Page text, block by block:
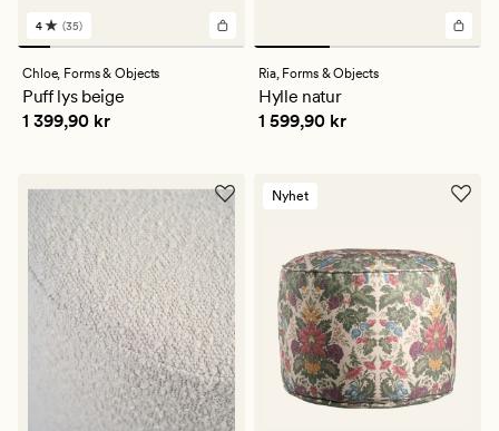
35
anmeldelser
med
en
gjennomsnittlig
vurdering
4 (35)
Chloe, Forms & Objects
Puff lys beige
Pris 1 399,90 kr
1 399,90 kr
Ria, Forms & Objects
Hylle natur
Pris 1 599,90 kr
1 599,90 kr
Nyhet